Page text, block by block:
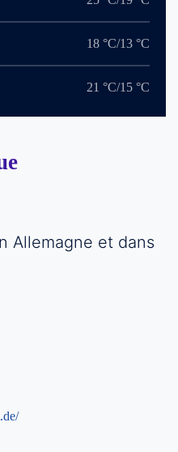
18 °C/13 °C
21 °C/15 °C
Allemagne et dans